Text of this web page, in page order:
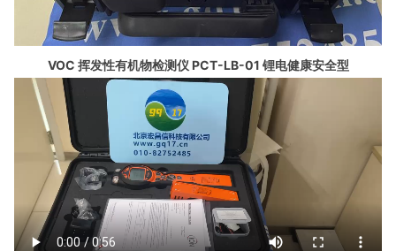
VOC 挥发性有机物检测仪 PCT-LB-01 锂电健康安全型